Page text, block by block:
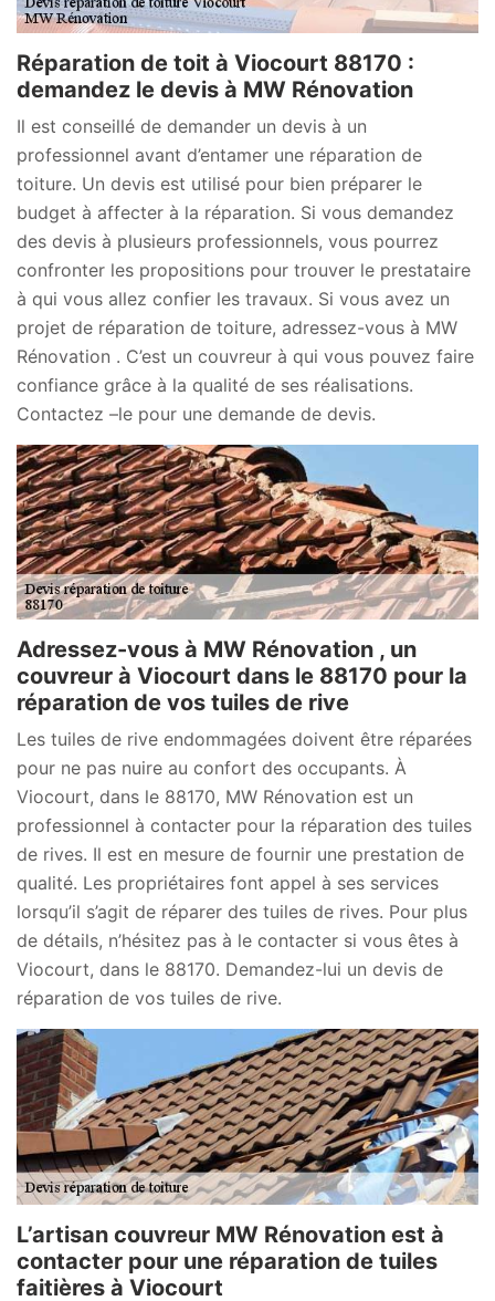
Réparation de toit à Viocourt 88170 :
demandez le devis à MW Rénovation
Il est conseillé de demander un devis à un
professionnel avant d’entamer une réparation de
toiture. Un devis est utilisé pour bien préparer le
budget à affecter à la réparation. Si vous demandez
des devis à plusieurs professionnels, vous pourrez
confronter les propositions pour trouver le prestataire
à qui vous allez confier les travaux. Si vous avez un
projet de réparation de toiture, adressez-vous à MW
Rénovation . C’est un couvreur à qui vous pouvez faire
confiance grâce à la qualité de ses réalisations.
Contactez –le pour une demande de devis.
Adressez-vous à MW Rénovation , un
couvreur à Viocourt dans le 88170 pour la
réparation de vos tuiles de rive
Les tuiles de rive endommagées doivent être réparées
pour ne pas nuire au confort des occupants. À
Viocourt, dans le 88170, MW Rénovation est un
professionnel à contacter pour la réparation des tuiles
de rives. Il est en mesure de fournir une prestation de
qualité. Les propriétaires font appel à ses services
lorsqu’il s’agit de réparer des tuiles de rives. Pour plus
de détails, n’hésitez pas à le contacter si vous êtes à
Viocourt, dans le 88170. Demandez-lui un devis de
réparation de vos tuiles de rive.
L’artisan couvreur MW Rénovation est à
contacter pour une réparation de tuiles
faitières à Viocourt